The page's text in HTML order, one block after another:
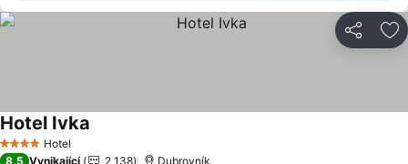
Sdílet
4 Počet hvězdiček
Hotel
Hotel Ivka
8,5 Vynikající 2 138 Dubrovník